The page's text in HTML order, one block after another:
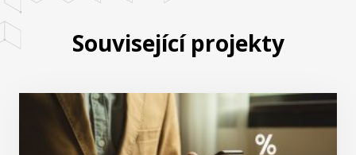
Související projekty